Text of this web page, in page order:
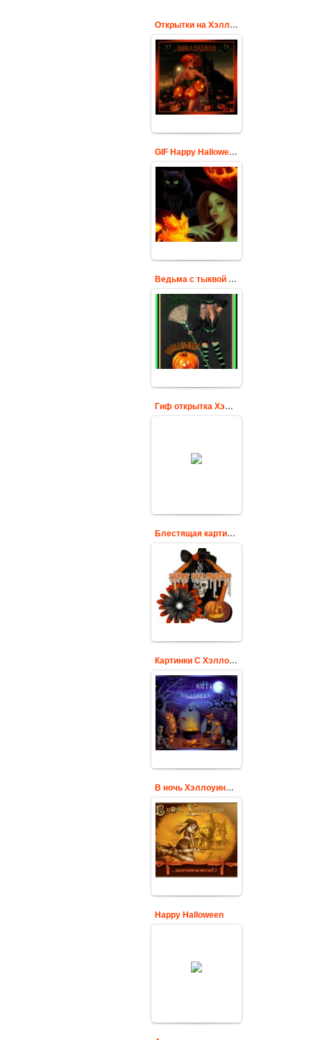
Открытки на Хэллоуин для мужчин
Девушка с
тыквами Halloween
Cards
GIF Happy Halloween
Гифка с
ведьмочкой и
черной кошкой
Happy Halloween
Cards
Ведьма с тыквой Хэллоуин
Картинка
анимашка к
празднику хэллоуин
Cards
Гиф открытка Хэллоуин
Хэллоуина!
Блестящая картинка Хэллоуин
Блестящая
красивая картинка
на прозрачном
фоне с надписью
Хэллоуин
Cards
Картинки С Хэллоуином
Открытки,
картинки С
Хэллоуином
Cards
В ночь Хэллоуина полетаем на метле?
Ведьмочка летит
на метле на фоне
дома с
приведениями.
В ночь Хэллоуина
полетаем на
метле?
Happy Halloween
анимация Happy
Halloween